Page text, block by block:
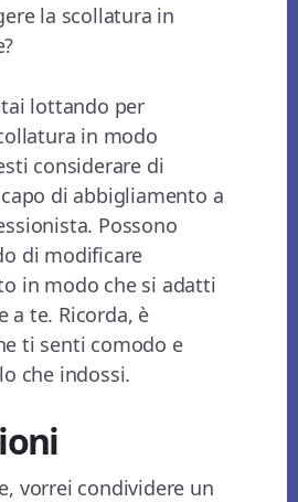
la scollatura in
lottando per
in modo
considerare di
di abbigliamento a
Possono
di modificare
in modo che si adatti
a te. Ricorda, è
ti senti comodo e
che indossi.
vorrei condividere un